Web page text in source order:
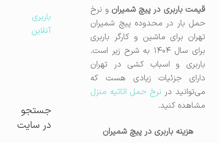
قیمت باربری در پیچ شمیرانو نرخ
حمل بار در محدوده پیچ شمیران
تهران برای ماشین و کارگر باربری
برای سال ۱۴۰۴ به شرح زیر است.
باربری و اسباب کشی در تهران
دارای جزئیات زیادی هست که
می‌توانید درنرخ حمل اثاثیه منزل
مشاهده کنید.
هزینه باربری در پیچ شمیران
باربری
آنلاین
جستجو
در سایت